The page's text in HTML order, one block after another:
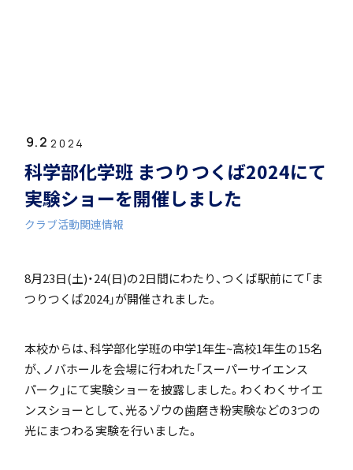
9.2 2024
科学部化学班 まつりつくば2024にて
実験ショーを開催しました
クラブ活動関連情報
8月23日(土)・24(日)の2日間にわたり、つくば駅前にて「ま
つりつくば2024」が開催されました。
本校からは、科学部化学班の中学1年生~高校1年生の15名
が、ノバホールを会場に行われた「スーパーサイエンス
パーク」にて実験ショーを披露しました。わくわくサイエ
ンスショーとして、光るゾウの歯磨き粉実験などの3つの
光にまつわる実験を行いました。
学校長挨拶
「SDGs」の取り組みについて